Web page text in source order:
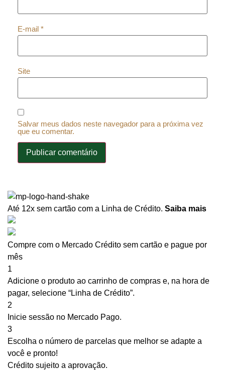
E-mail *
Site
Salvar meus dados neste navegador para a próxima vez
que eu comentar.
Até 12x sem cartão com a Linha de Crédito. Saiba mais
Compre com o Mercado Crédito sem cartão e pague por
mês
1
Adicione o produto ao carrinho de compras e, na hora de
pagar, selecione “Linha de Crédito”.
2
Inicie sessão no Mercado Pago.
3
Escolha o número de parcelas que melhor se adapte a
você e pronto!
Crédito sujeito a aprovação.